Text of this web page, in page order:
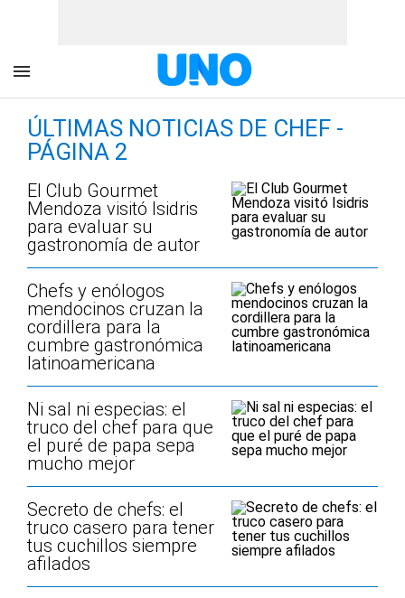
ÚLTIMAS NOTICIAS DE CHEF -
PÁGINA 2
El Club Gourmet
Mendoza visitó Isidris
para evaluar su
gastronomía de autor
Chefs y enólogos
mendocinos cruzan la
cordillera para la
cumbre gastronómica
latinoamericana
Ni sal ni especias: el
truco del chef para que
el puré de papa sepa
mucho mejor
Secreto de chefs: el
truco casero para tener
tus cuchillos siempre
afilados